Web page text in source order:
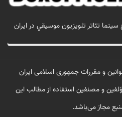
تئاتر تلويزيون موسيقي در ايران
و مقررات جمهوری اسلامی ایران
و مصنفین استفاده از مطالب این
مجاز می‌باشد.